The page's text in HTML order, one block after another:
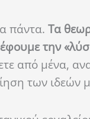
πάντα. Τα
την
από μένα,
των ιδεών